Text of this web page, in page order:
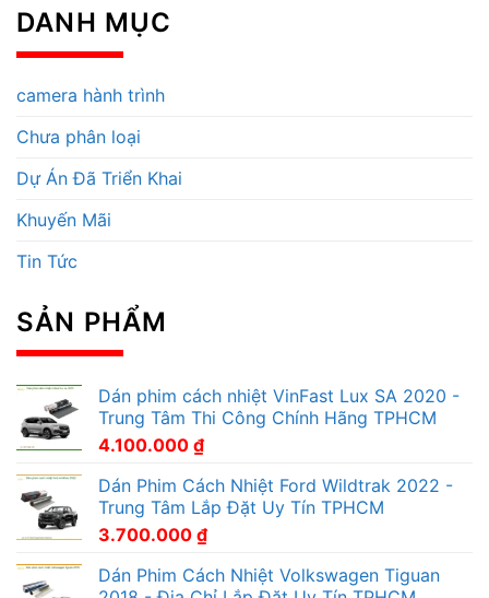
DANH MỤC
camera hành trình
Chưa phân loại
Dự Án Đã Triển Khai
Khuyến Mãi
Tin Tức
SẢN PHẨM
Dán phim cách nhiệt VinFast Lux SA 2020 -
Trung Tâm Thi Công Chính Hãng TPHCM
4.100.000 ₫
Dán Phim Cách Nhiệt Ford Wildtrak 2022 -
Trung Tâm Lắp Đặt Uy Tín TPHCM
3.700.000 ₫
Dán Phim Cách Nhiệt Volkswagen Tiguan